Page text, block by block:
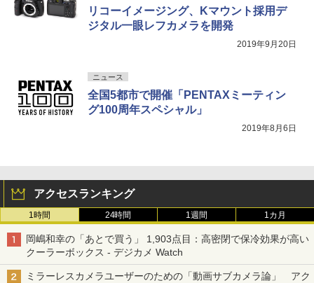
リコーイメージング、Kマウント採用デ
ジタル一眼レフカメラを開発
2019年9月20日
ニュース
全国5都市で開催「PENTAXミーティン
グ100周年スペシャル」
2019年8月6日
アクセスランキング
1時間 24時間 1週間 1カ月
岡嶋和幸の「あとで買う」 1,903点目：高密閉で保冷効果が高い
クーラーボックス - デジカメ Watch
ミラーレスカメラユーザーのための「動画サブカメラ論」 アク